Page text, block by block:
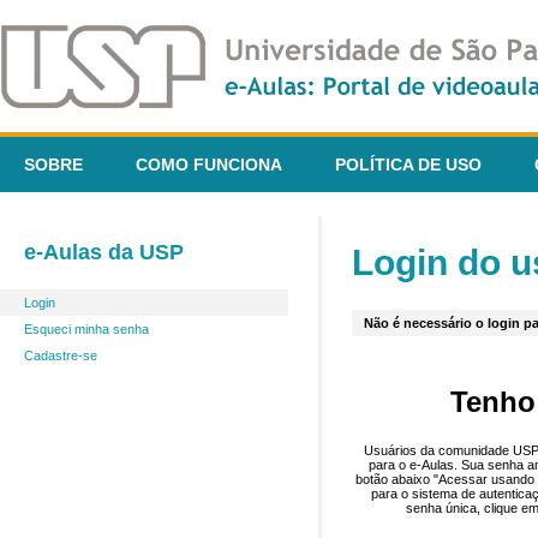
SOBRE COMO FUNCIONA POLÍTICA DE USO
e-Aulas da USP
Login
Esqueci minha senha
Cadastre-se
Login do
Não é necessário o login
Usuários da comunidade
para o e-Aulas. Sua senha
botão abaixo "Acessar
para o sistema de
senha única, clique